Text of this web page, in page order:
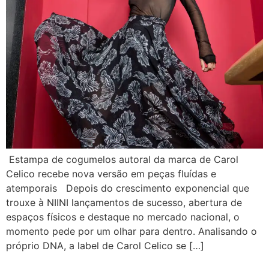
Estampa de cogumelos autoral da marca de Carol
Celico recebe nova versão em peças fluídas e
atemporais Depois do crescimento exponencial que
trouxe à NIINI lançamentos de sucesso, abertura de
espaços físicos e destaque no mercado nacional, o
momento pede por um olhar para dentro. Analisando o
próprio DNA, a label de Carol Celico se […]